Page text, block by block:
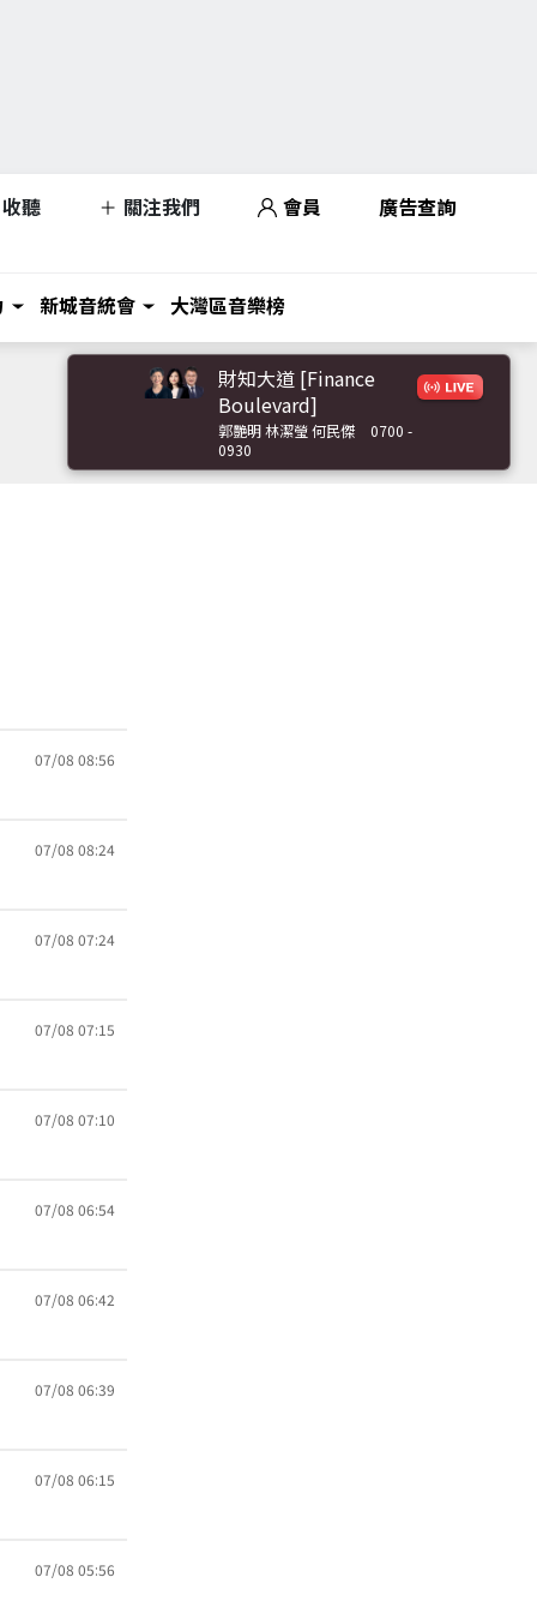
收聽 關注我們 會員 廣告查詢
新城音統會 大灣區音樂榜
財知大道 [Finance
Boulevard]
郭艷明 林潔瑩 何民傑
0700 -
0930
07/08 08:56
07/08 08:24
07/08 07:24
07/08 07:15
07/08 07:10
07/08 06:54
07/08 06:42
07/08 06:39
07/08 06:15
07/08 05:56